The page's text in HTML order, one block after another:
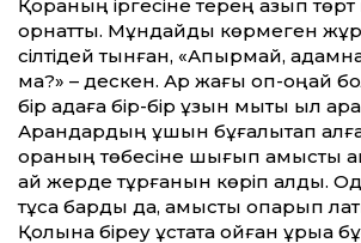
Қораның іргесіне терең қазып төрт
орнатты. Мұндайды көрмеген
сілтідей тынған, «Апырмай,
ма?» – дескен. Ар жағы оп-оңай
бір қадаға бір-бір ұзын мықты қыл
Арқандардың ұшын бұғалықтап
қораның төбесіне шығып
қай жерде тұрғанын көріп алды.
тұсқа барды да, қамысты қопарып
Қолына біреу ұстата қойған құрыққа